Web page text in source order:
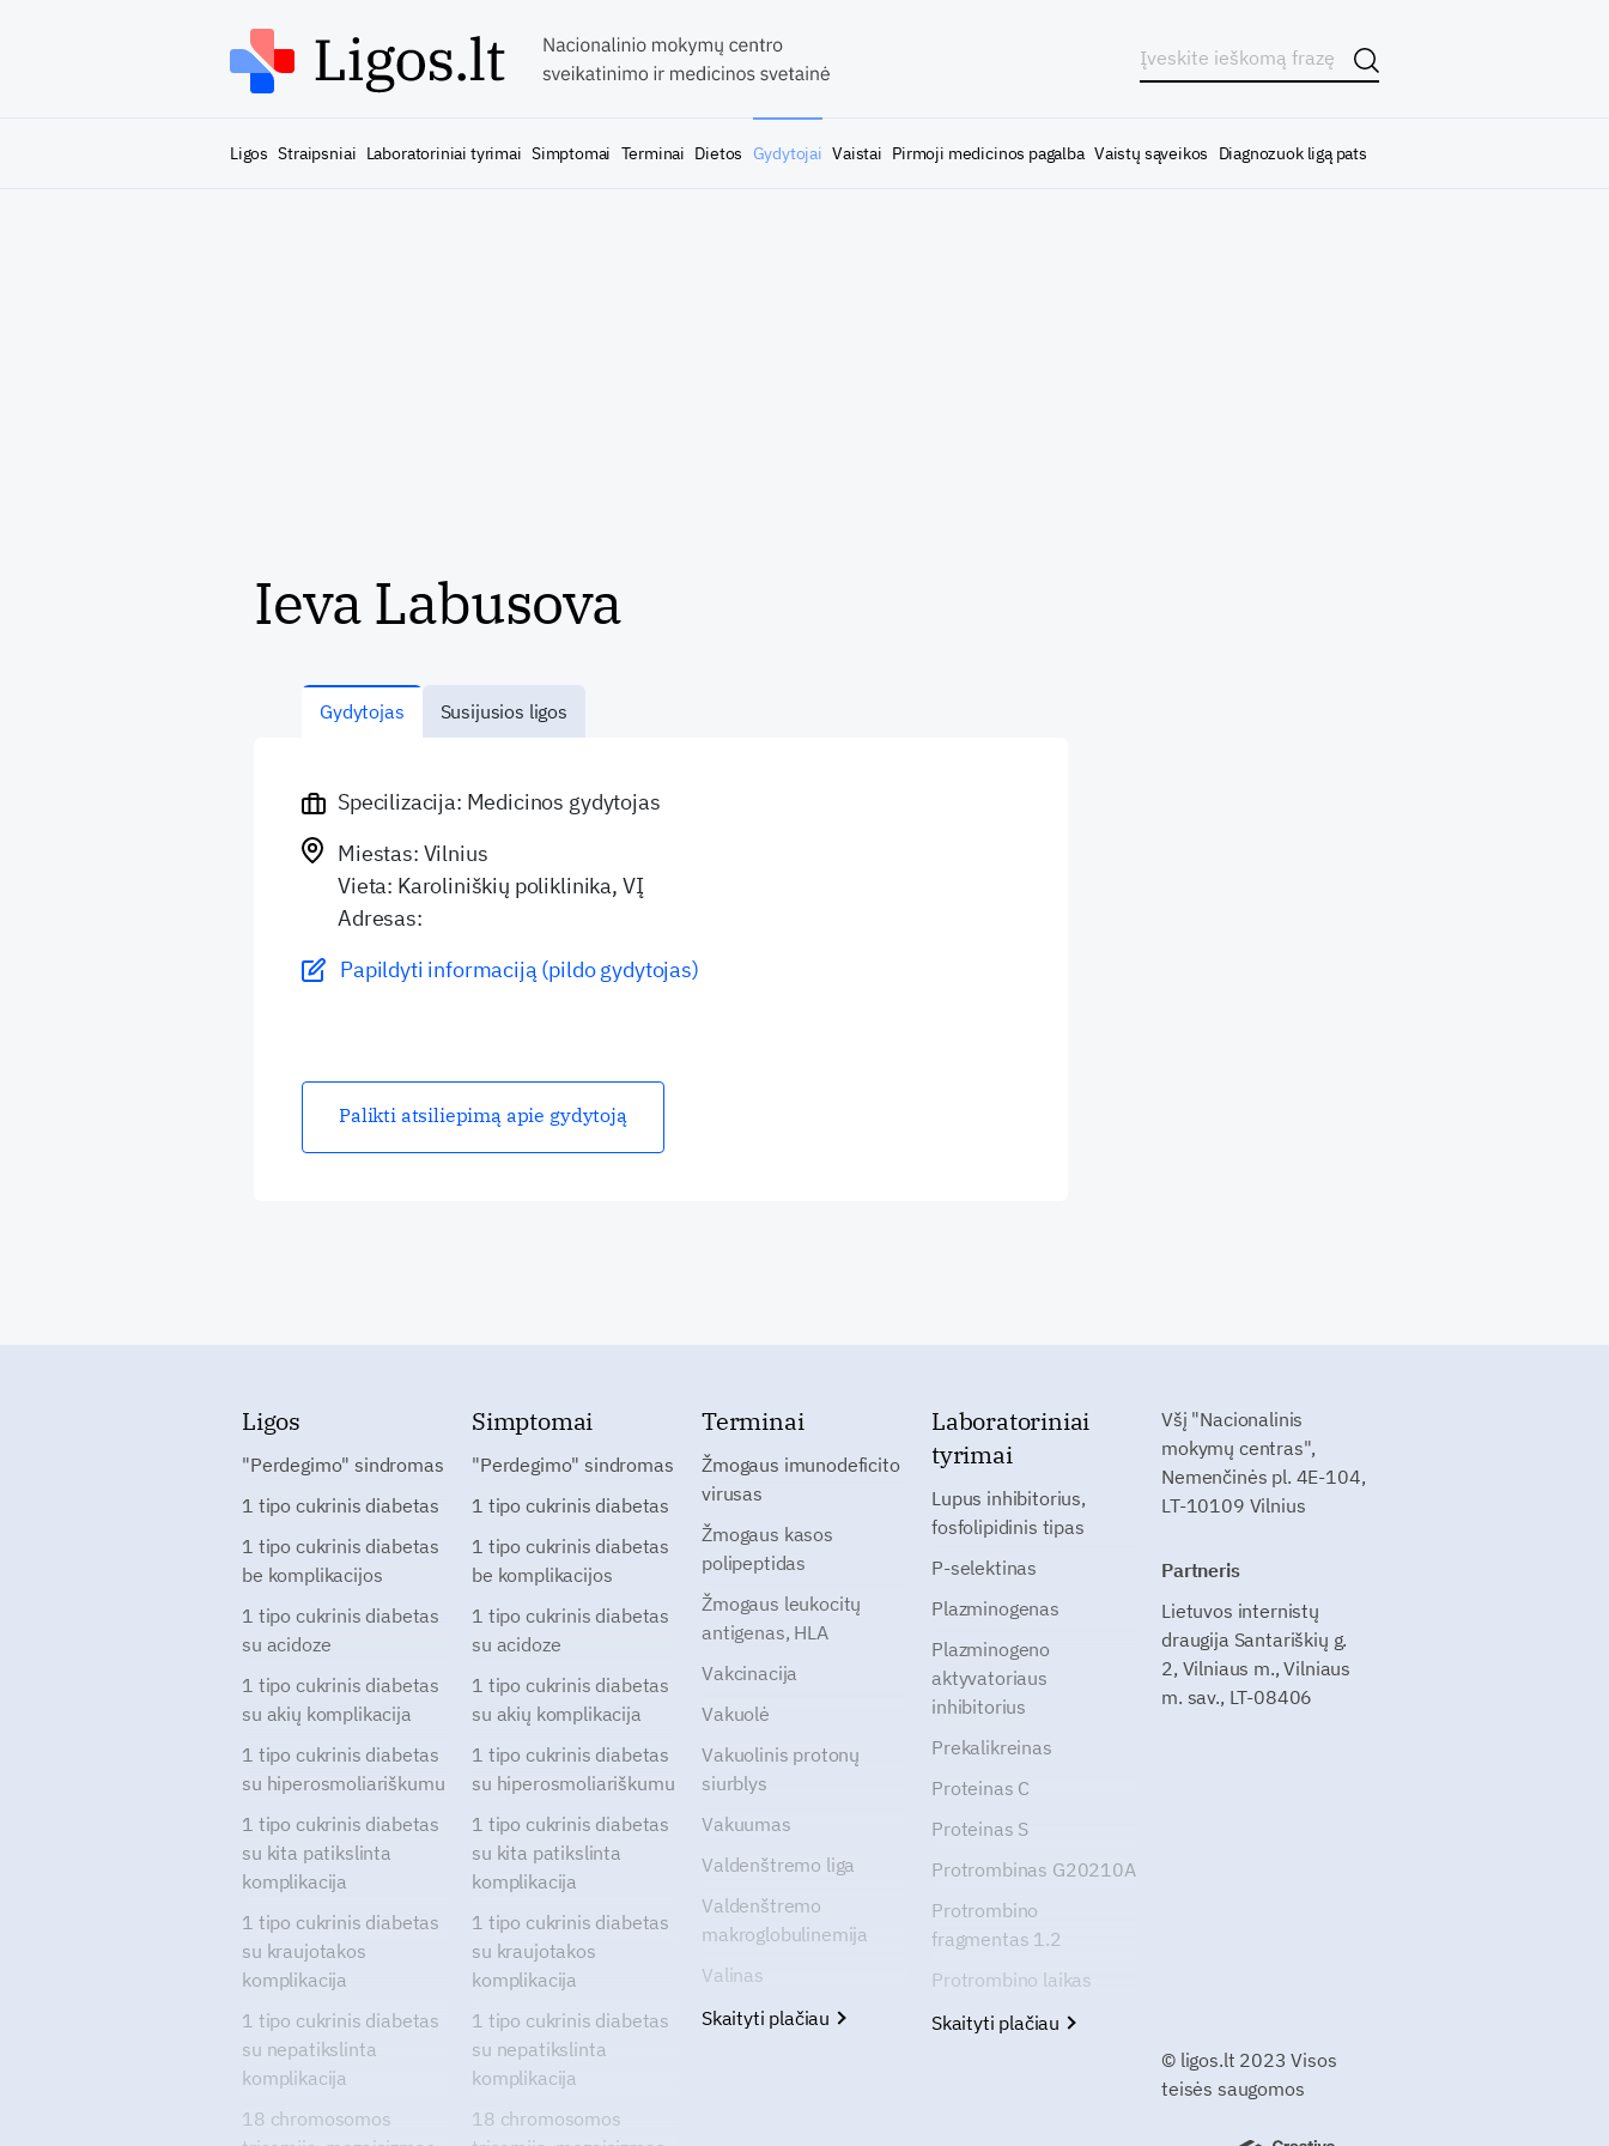
Ligos Straipsniai Laboratoriniai tyrimai Simptomai Terminai Dietos Gydytojai Vaistai Pirmoji medicinos pagalba Vaistų sąveikos Diagnozuok ligą pats
Ieva Labusova
Gydytojas Susijusios ligos
Specilizacija: Medicinos gydytojas
Miestas: Vilnius
Vieta: Karoliniškių poliklinika, VĮ
Adresas:
Papildyti informaciją (pildo gydytojas)
Palikti atsiliepimą apie gydytoją
Ligos
"Perdegimo" sindromas
1 tipo cukrinis diabetas
1 tipo cukrinis diabetas
be komplikacijos
1 tipo cukrinis diabetas
su acidoze
1 tipo cukrinis diabetas
su akių komplikacija
1 tipo cukrinis diabetas
su hiperosmoliariškumu
1 tipo cukrinis diabetas
su kita patikslinta
komplikacija
1 tipo cukrinis diabetas
su kraujotakos
komplikacija
1 tipo cukrinis diabetas
su nepatikslinta
komplikacija
18 chromosomos
Simptomai
"Perdegimo" sindromas
1 tipo cukrinis diabetas
1 tipo cukrinis diabetas
be komplikacijos
1 tipo cukrinis diabetas
su acidoze
1 tipo cukrinis diabetas
su akių komplikacija
1 tipo cukrinis diabetas
su hiperosmoliariškumu
1 tipo cukrinis diabetas
su kita patikslinta
komplikacija
1 tipo cukrinis diabetas
su kraujotakos
komplikacija
1 tipo cukrinis diabetas
su nepatikslinta
komplikacija
18 chromosomos
Terminai
Žmogaus imunodeficito
virusas
Žmogaus kasos
polipeptidas
Žmogaus leukocitų
antigenas, HLA
Vakcinacija
Vakuolė
Vakuolinis protonų
siurblys
Vakuumas
Valdenštremo liga
Valdenštremo
makroglobulinemija
Valinas
Skaityti plačiau
Laboratoriniai
tyrimai
Lupus inhibitorius,
fosfolipidinis tipas
P-selektinas
Plazminogenas
Plazminogeno
aktyvatoriaus
inhibitorius
Prekalikreinas
Proteinas C
Proteinas S
Protrombinas G20210A
Protrombino
fragmentas 1.2
Protrombino laikas
Skaityti plačiau
Všį "Nacionalinis
mokymų centras",
Nemenčinės pl. 4E-104,
LT-10109 Vilnius
Partneris
Lietuvos internistų
draugija Santariškių g.
2, Vilniaus m., Vilniaus
m. sav., LT-08406
© ligos.lt 2023 Visos
teisės saugomos